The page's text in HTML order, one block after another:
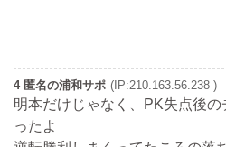
4 匿名の浦和サポ (IP:210.163.56.238 )
明本だけじゃなく、PK失点後
ったよ